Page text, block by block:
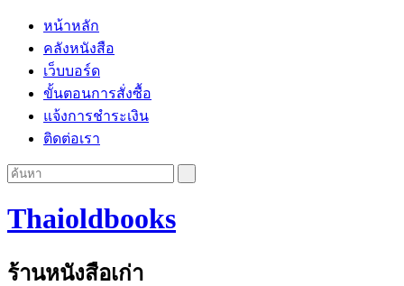
หน้าหลัก
คลังหนังสือ
เว็บบอร์ด
ขั้นตอนการสั่งซื้อ
แจ้งการชำระเงิน
ติดต่อเรา
Thaioldbooks
ร้านหนังสือเก่า